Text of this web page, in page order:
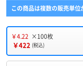
この商品は複数の販売単位
￥4.22 ×100枚
￥422 (税込)